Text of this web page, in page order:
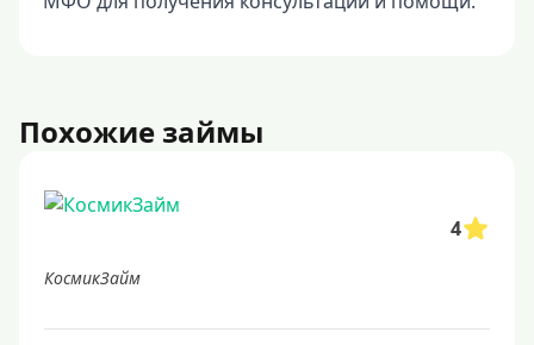
Похожие займы
4
КосмикЗайм